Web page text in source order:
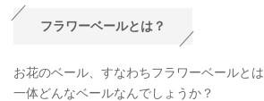
フラワーベールとは？
お花のベール、すなわちフラワーベールとは
一体どんなベールなんでしょうか？